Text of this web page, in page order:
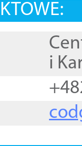
i